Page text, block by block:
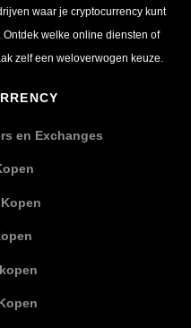
waar je cryptocurrency kunt
welke online diensten of
zelf een weloverwogen keuze.
en Exchanges